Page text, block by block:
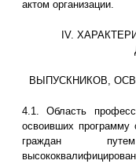
актом организации.
IV.
ВЫПУСКНИКОВ,
4.1. Область
освоивших программу
граждан